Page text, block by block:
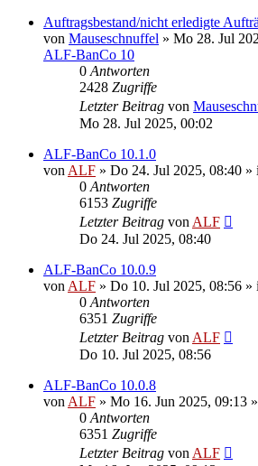
Auftragsbestand/nicht erledigte
von Mauseschnuffel » Mo 28. Jul
ALF-BanCo 10
0 Antworten
2428 Zugriffe
Letzter Beitrag von
Mo 28. Jul 2025, 00:02
ALF-BanCo 10.1.0
von ALF » Do 24. Jul 2025, 08:40 »
0 Antworten
6153 Zugriffe
Letzter Beitrag von ALF
Do 24. Jul 2025, 08:40
ALF-BanCo 10.0.9
von ALF » Do 10. Jul 2025, 08:56 »
0 Antworten
6351 Zugriffe
Letzter Beitrag von ALF
Do 10. Jul 2025, 08:56
ALF-BanCo 10.0.8
von ALF » Mo 16. Jun 2025, 09:13
0 Antworten
6351 Zugriffe
Letzter Beitrag von ALF